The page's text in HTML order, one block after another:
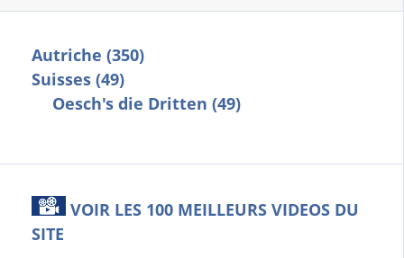
Autriche (350)
Suisses (49)
Oesch's die Dritten (49)
VOIR LES 100 MEILLEURS VIDEOS DU
SITE